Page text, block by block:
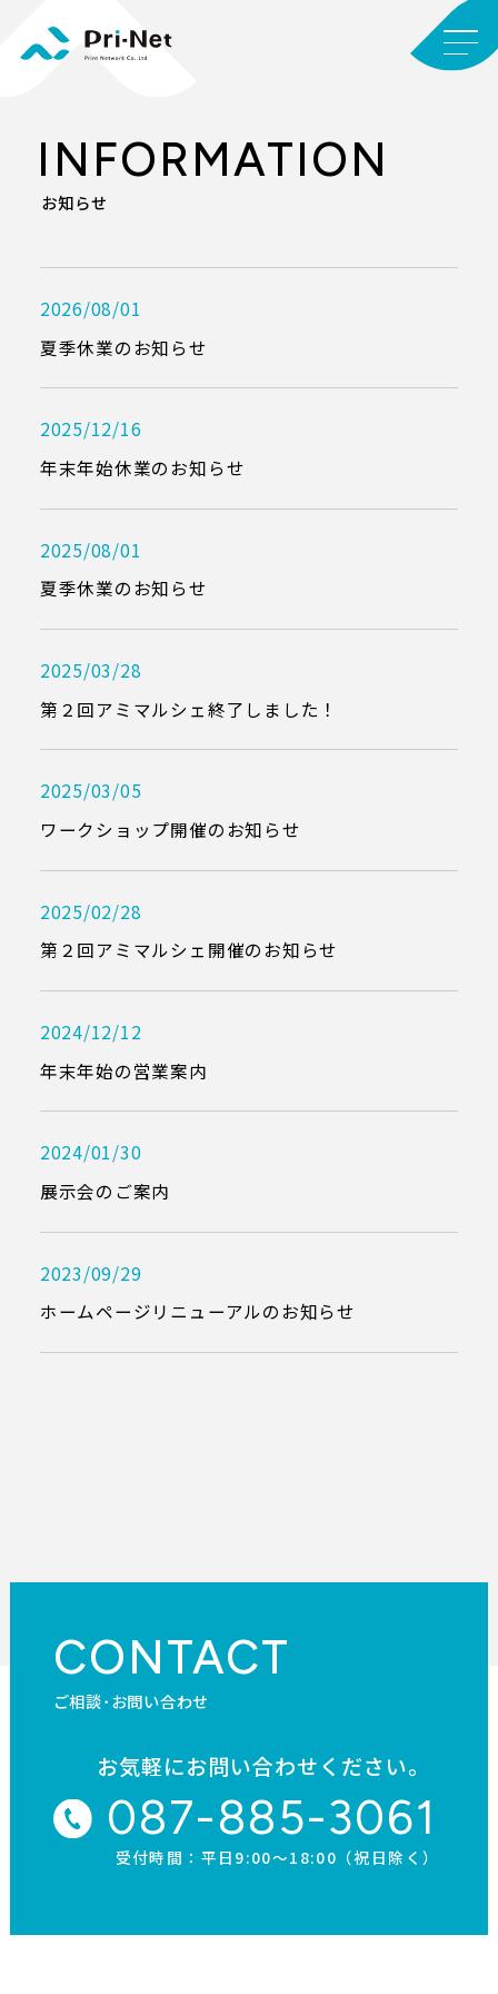
INFORMATION
お知らせ
2026/08/01
夏季休業のお知らせ
2025/12/16
年末年始休業のお知らせ
2025/08/01
夏季休業のお知らせ
2025/03/28
第２回アミマルシェ終了しました！
2025/03/05
ワークショップ開催のお知らせ
2025/02/28
第２回アミマルシェ開催のお知らせ
2024/12/12
年末年始の営業案内
2024/01/30
展示会のご案内
2023/09/29
ホームページリニューアルのお知らせ
CONTACT
ご相談･お問い合わせ
お気軽にお問い合わせください。
087-885-3061
受付時間：平日9:00〜18:00（祝日除く）